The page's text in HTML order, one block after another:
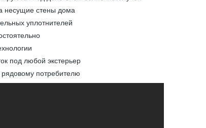
несущие стены дома
уплотнителей
под любой экстерьер
рядовому потребителю